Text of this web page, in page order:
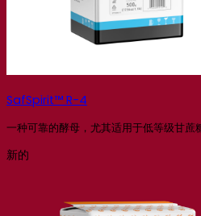
SafSpirit™ R-4
一种可靠的酵母，尤其适用于低等级甘蔗
新的